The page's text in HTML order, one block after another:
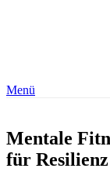
Menü
Mentale
für